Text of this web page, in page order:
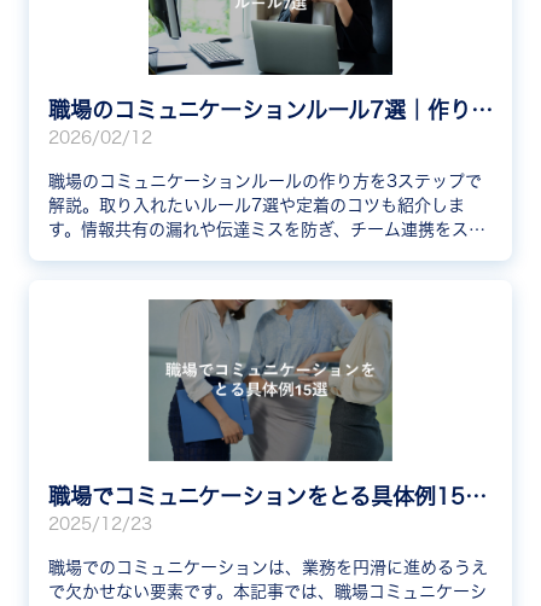
職場のコミュニケーションルール7選｜作り方と定着のコツも解説
2026/02/12
職場のコミュニケーションルールの作り方を3ステップで
解説。取り入れたいルール7選や定着のコツも紹介しま
す。情報共有の漏れや伝達ミスを防ぎ、チーム連携をスム
職場でコミュニケーションをとる具体例15選！活性化ツールも紹介
2025/12/23
職場でのコミュニケーションは、業務を円滑に進めるうえ
で欠かせない要素です。本記事では、職場コミュニケーシ